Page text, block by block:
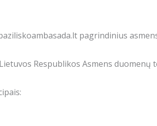
pagrindinius
Respublikos Asmens duomenų